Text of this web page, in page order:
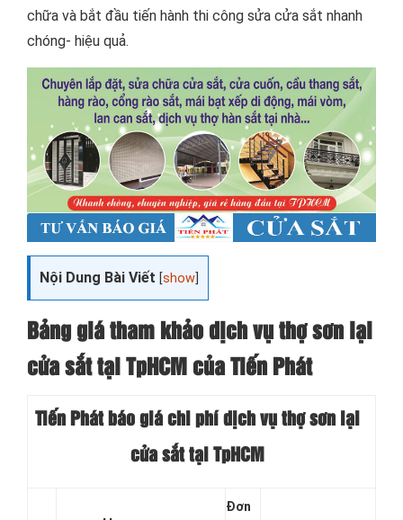
chữa và bắt đầu tiến hành thi công sửa cửa sắt nhanh
chóng- hiệu quả.
Nội Dung Bài Viết [show
Bảng giá tham khảo dịch vụ thợ sơn lại
cửa sắt tại TpHCM của Tiến Phát
Tiến Phát báo giá chi phí dịch vụ thợ sơn lại
cửa sắt tại TpHCM
Đơn